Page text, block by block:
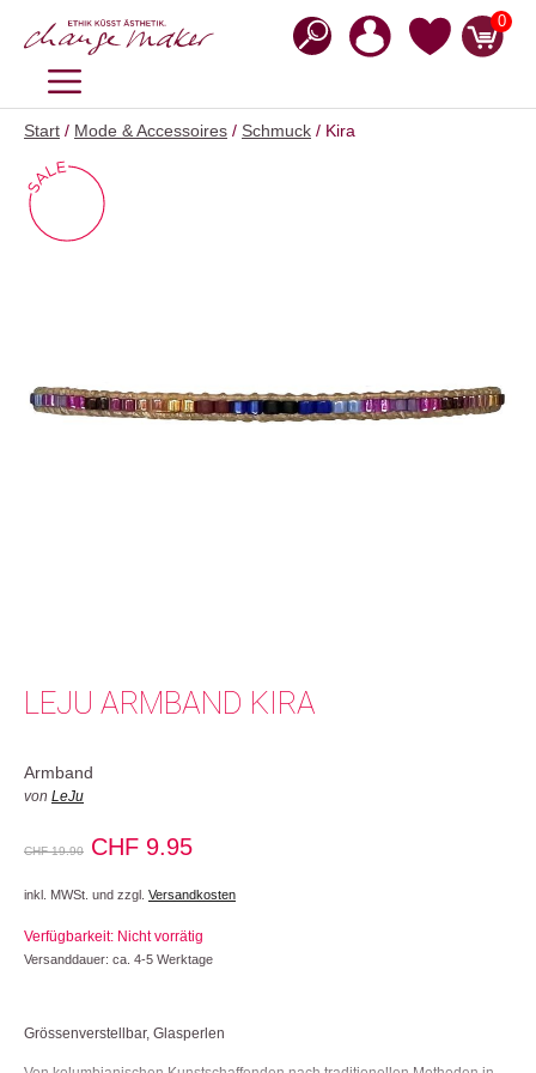
Inhalt
0
MENÜ
Start / Mode & Accessoires / Schmuck / Kira
LEJU ARMBAND KIRA
Armband
von LeJu
CHF19.90
Ursprünglicher
CHF 19.90
CHF 9.95Aktueller
CHF 9.95.
inkl. MWSt. und zzgl. Versandkosten
Verfügbarkeit: Nicht vorrätig
Versanddauer: ca. 4-5 Werktage
Grössenverstellbar, Glasperlen